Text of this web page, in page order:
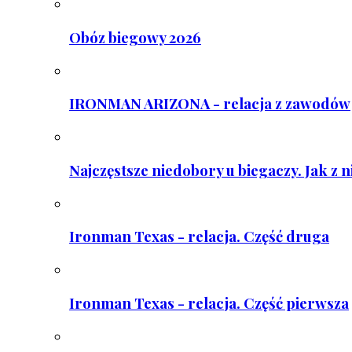
Obóz biegowy 2026
IRONMAN ARIZONA - relacja z zawodów
Najczęstsze niedobory u biegaczy. Jak z
Ironman Texas - relacja. Część druga
Ironman Texas - relacja. Część pierwsza